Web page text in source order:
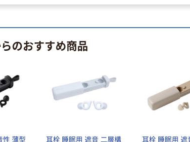
のおすすめ商品
性 薄型
耳栓 睡眠用 遮音 二層構
耳栓 睡眠用 遮